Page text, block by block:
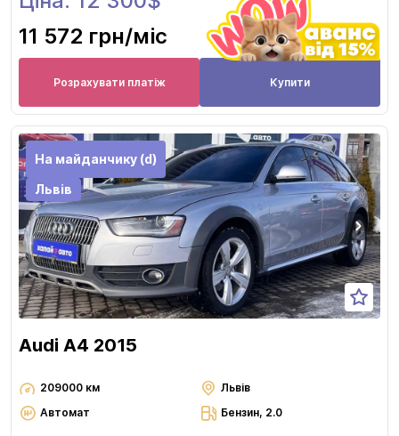
11 572 грн/міс
Розрахувати платіж Купити
На майданчику (d)
Львів
Audi A4 2015
209000 км
Львів
Автомат
Бензин, 2.0